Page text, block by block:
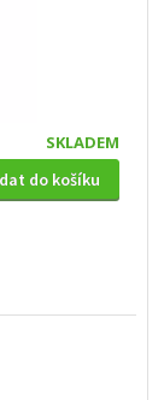
SKLADEM
do košíku